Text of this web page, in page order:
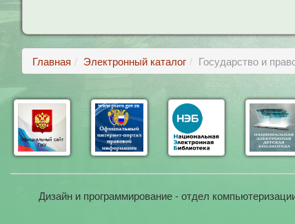
Главная Электронный каталог Государство и
Дизайн и программирование - отдел